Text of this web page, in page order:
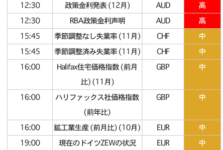
12:30
政策金利発表 (12月) AUD
高
12:30
RBA政策金利声明 AUD
高
15:45
季節調整なし失業率 (11月) CHF
中
15:45
季節調整済み失業率 (11月) CHF
中
16:00
Halifax住宅価格指数 (前月
比) (11月)
GBP 中
16:00
ハリファックス社価格指数
(前年比)
GBP 中
16:00 鉱工業生産 (前月比) (10月) EUR
中
19:00
現在のドイツZEWの状況
EUR 中